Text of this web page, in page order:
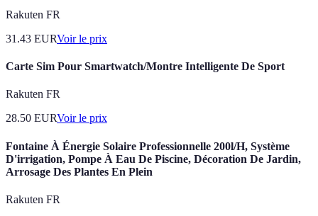
Rakuten FR
31.43 EURVoir le prix
Carte Sim Pour Smartwatch/Montre Intelligente De Sport
Rakuten FR
28.50 EURVoir le prix
Fontaine À Énergie Solaire Professionnelle 200l/H, Système
D'irrigation, Pompe À Eau De Piscine, Décoration De Jardin,
Arrosage Des Plantes En Plein
Rakuten FR